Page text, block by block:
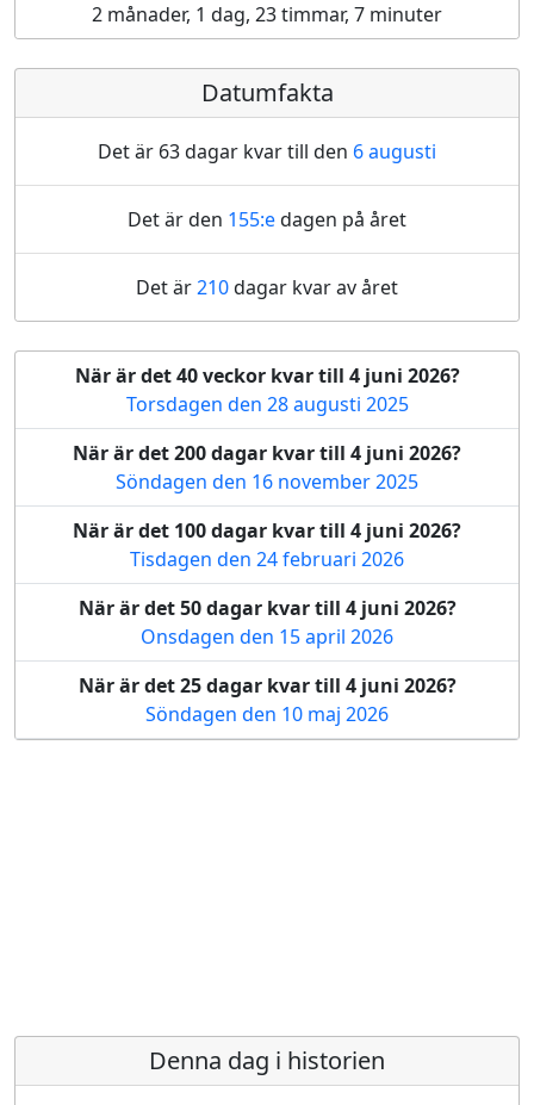
2 månader, 1 dag, 23 timmar, 7 minuter
Datumfakta
Det är 63 dagar kvar till den 6 augusti
Det är den 155:edagen på året
Det är210dagar kvar av året
När är det 40 veckor kvar till 4 juni 2026?
Torsdagen den 28 augusti 2025
När är det 200 dagar kvar till 4 juni 2026?
Söndagen den 16 november 2025
När är det 100 dagar kvar till 4 juni 2026?
Tisdagen den 24 februari 2026
När är det 50 dagar kvar till 4 juni 2026?
Onsdagen den 15 april 2026
När är det 25 dagar kvar till 4 juni 2026?
Söndagen den 10 maj 2026
Denna dag i historien